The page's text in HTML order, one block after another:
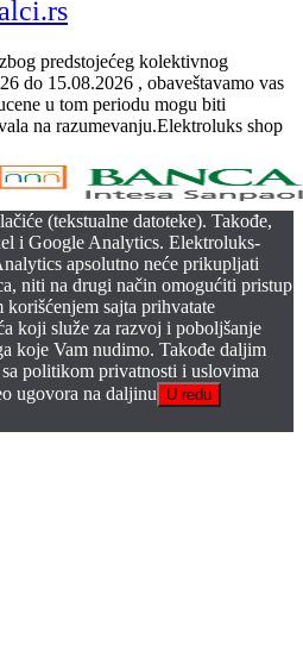
predstojećeg kolektivnog
do 15.08.2026 , obaveštavamo vas
u tom periodu mogu biti
na razumevanju.Elektroluks shop
(tekstualne datoteke). Takođe,
i Google Analytics. Elektroluks-
apsolutno neće prikupljati
niti na drugi način omogućiti pristup
sajta prihvatate
koji služe za razvoj i poboljšanje
koje Vam nudimo. Takođe daljim
politikom privatnosti i uslovima
ugovora na daljinu
U redu